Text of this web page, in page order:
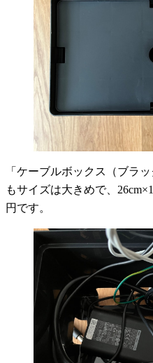
「ケーブルボックス（ブラ
もサイズは大きめで、
円です。